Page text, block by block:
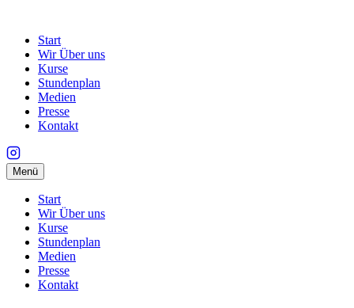
Start
Wir Über uns
Kurse
Stundenplan
Medien
Presse
Kontakt
Menü
Start
Wir Über uns
Kurse
Stundenplan
Medien
Presse
Kontakt